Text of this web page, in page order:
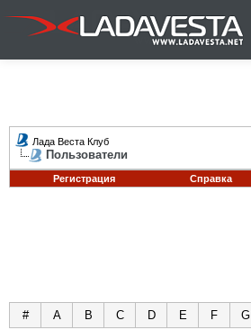
Лада Веста Клуб
Пользователи
Регистрация Справка
# A B C D E F G